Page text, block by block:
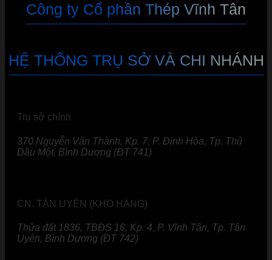
Công ty Cổ phần Thép Vĩnh Tân
HỆ THỐNG TRỤ SỞ VÀ CHI NHÁNH
Trụ sở chính
370 Nguyễn Văn Thành, Kp. 7, P. Định Hòa, Tp. Thủ
Dầu Một, Bình Dương (ĐT 741)
CN. TÂN UYÊN (KHO HÀNG)
Thửa đất 1836, TBĐS 16, Kp. 4, P. Vĩnh Tân, Tp. Tân
Uyên, Bình Dương (ĐT 742)